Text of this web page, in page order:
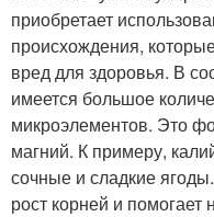
приобретает
происхождения,
вред для здоровья. В
имеется большое
микроэлементов. Это
магний. К примеру,
сочные и сладкие
рост корней и помогает